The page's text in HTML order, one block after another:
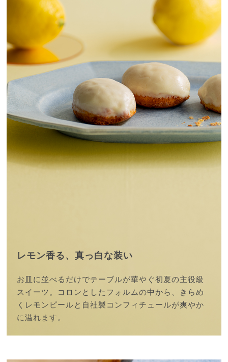
レモン香る、真っ白な装い
お皿に並べるだけでテーブルが華やぐ初夏の主役級
スイーツ。 コロンとしたフォルムの中から、 きらめ
くレモンピールと自社製コンフィチュールが爽やか
に溢れます。